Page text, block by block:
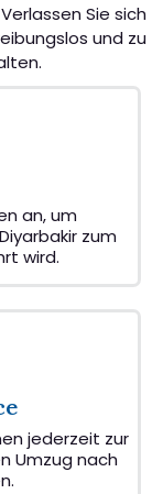
Sie sich
und zu
an, um
zum
wird.
jederzeit zur
Umzug nach